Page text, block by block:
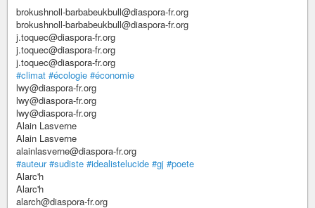
brokushnoll-barbabeukbull@diaspora-fr.org
brokushnoll-barbabeukbull@diaspora-fr.org
j.toquec@diaspora-fr.org
j.toquec@diaspora-fr.org
j.toquec@diaspora-fr.org
#climat #écologie #économie
lwy@diaspora-fr.org
lwy@diaspora-fr.org
lwy@diaspora-fr.org
Alain Lasverne
Alain Lasverne
alainlasverne@diaspora-fr.org
#auteur #sudiste #idealistelucide #gj #poete
Alarc'h
Alarc'h
alarch@diaspora-fr.org